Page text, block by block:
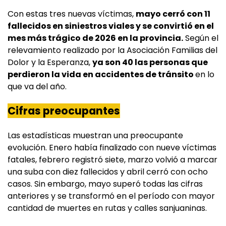
Con estas tres nuevas víctimas, mayo cerró con 11
fallecidos en siniestros viales y se convirtió en el
mes más trágico de 2026 en la provincia.Según el
relevamiento realizado por la Asociación Familias del
Dolor y la Esperanza,ya son 40 las personas que
perdieron la vida en accidentes de tránsitoen lo
que va del año.
Cifras preocupantes
Las estadísticas muestran una preocupante
evolución. Enero había finalizado con nueve víctimas
fatales, febrero registró siete, marzo volvió a marcar
una suba con diez fallecidos y abril cerró con ocho
casos. Sin embargo, mayo superó todas las cifras
anteriores y se transformó en el período con mayor
cantidad de muertes en rutas y calles sanjuaninas.